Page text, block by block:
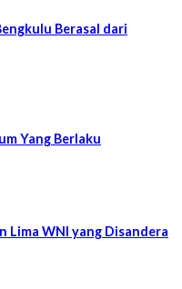
Berasal dari
Yang Berlaku
Lima WNI yang Disandera